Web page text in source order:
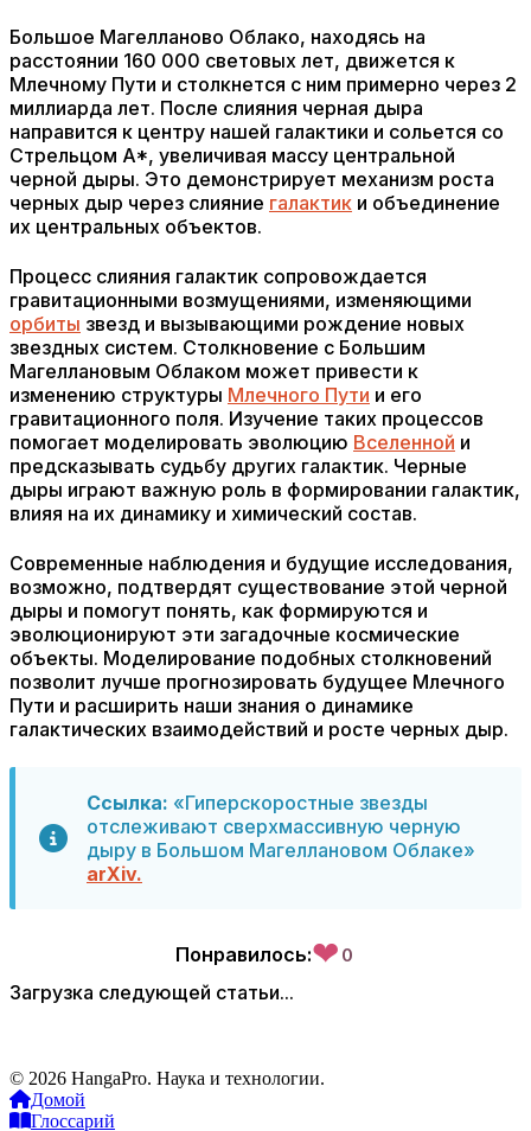
Большое Магелланово Облако, находясь на
расстоянии 160 000 световых лет, движется к
Млечному Пути и столкнется с ним примерно через 2
миллиарда лет. После слияния черная дыра
направится к центру нашей галактики и сольется со
Стрельцом A*, увеличивая массу центральной
черной дыры. Это демонстрирует механизм роста
черных дыр через слияние галактик и объединение
их центральных объектов.
Процесс слияния галактик сопровождается
гравитационными возмущениями, изменяющими
орбиты звезд и вызывающими рождение новых
звездных систем. Столкновение с Большим
Магеллановым Облаком может привести к
изменению структуры Млечного Пути и его
гравитационного поля. Изучение таких процессов
помогает моделировать эволюцию Вселенной и
предсказывать судьбу других галактик. Черные
дыры играют важную роль в формировании галактик,
влияя на их динамику и химический состав.
Современные наблюдения и будущие исследования,
возможно, подтвердят существование этой черной
дыры и помогут понять, как формируются и
эволюционируют эти загадочные космические
объекты. Моделирование подобных столкновений
позволит лучше прогнозировать будущее Млечного
Пути и расширить наши знания о динамике
галактических взаимодействий и росте черных дыр.
Ссылка: «Гиперскоростные звезды
отслеживают сверхмассивную черную
дыру в Большом Магеллановом Облаке»
arXiv.
Понравилось:❤ 0
Загрузка следующей статьи...
© 2026 HangaPro. Наука и технологии.
Домой
Глоссарий